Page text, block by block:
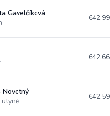
Gavelčíková
642.99
642.66
Novotný
642.59